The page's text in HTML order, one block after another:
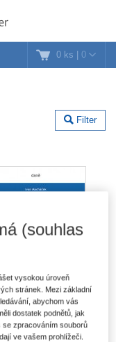
0 ks | 0
Filter
benefity a daně
- 6. vydání
(souhlas
vysokou úroveň
stránek. Mezi základní
abychom vás
dostatek podnětů, jak
se zpracováním souborů
ve vašem prohlížeči.